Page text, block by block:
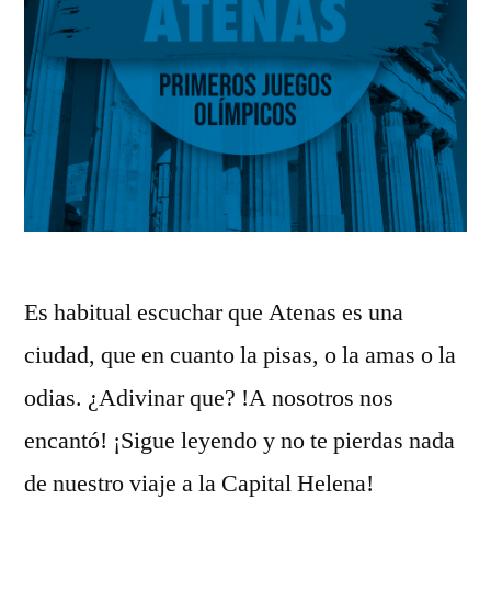
Es habitual escuchar que Atenas es una
ciudad, que en cuanto la pisas, o la amas o la
odias. ¿Adivinar que? !A nosotros nos
encantó! ¡Sigue leyendo y no te pierdas nada
de nuestro viaje a la Capital Helena!